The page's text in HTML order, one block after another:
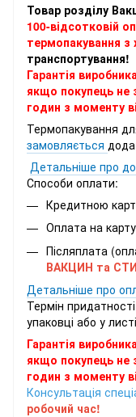
Товар розділу
100-відсотковій
термопакування
транспортування!
Гарантія
якщо покупець не
годин з моменту
Термопакування
замовляється
Детальніше про
Способи оплати:
Кредитною
Оплата на
Післяплата
ВАКЦИН та
Детальніше про
Термін
упаковці або у
Гарантія
якщо покупець не
годин з моменту
Консультація
робочий час!